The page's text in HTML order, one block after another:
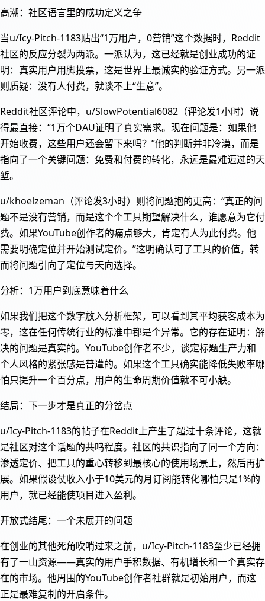
高潮：社区语言里的成功定义之争
当u/Icy-Pitch-1183贴出“1万用户，0营销”这个数据时，Reddit
社区的反应分裂为两派。一派认为，这已经就是创业成功的证
明：真实用户用脚投票，这是世界上最诚实的验证方式。另一派
则质疑：没有人付费，就谈不上“生意”。
Reddit社区评论中，u/SlowPotential6082（评论发1小时）说
得最直接：“1万个DAU证明了真实需求。现在问题是：如果他
开始收费，这些用户还会留下来吗？”他的判断并非冷漠，而是
指向了一个关键问题：免费和付费的转化，永远是最难迈过的天
堑。
u/khoelzeman（评论发3小时）则将问题抱的更高：“真正的问
题不是没有营销，而是这个个工具期望解决什么，谁愿意为它付
费。如果YouTube创作者的痛点够大，肯定有人为此付费。他
需要明确定位并开始测试定价。”这明确认可了工具的价值，转
而将问题引向了定位与天向选择。
分析：1万用户到底意味着什么
如果我们把这个数字放入分析框架，可以看到其平均获客成本为
零，这在任何传统行业的标准中都是个异常。它的存在证明：解
决的问题是真实的。YouTube创作者不少，谈定标题生产力和
个人风格的紧张感是普遭的。如果这个工具确实能降低失败率哪
怕只提升一个百分点，用户的生命周期价值就不可小觖。
结局：下一步才是真正的分岔点
u/Icy-Pitch-1183的帖子在Reddit上产生了超过十条评论，这就
是社区对这个话题的共鸣程度。社区的共识指向了同一个方向：
渗透定价、把工具的重心转移到最核心的使用场景上，然后再扩
展。如果假设仗收入小于10美元的月订阅能转化哪怕只是1%的
用户，就已经能使项目进入盈利。
开放式结尾：一个未展开的问题
在创业的其他死角吹哨过来之前，u/Icy-Pitch-1183至少已经拥
有了一山资源——真实的用户手积数据、有机增长和一个真实存
在的市场。他周围的YouTube创作者社群就是初始用户，而这
正是最难复制的开启条件。